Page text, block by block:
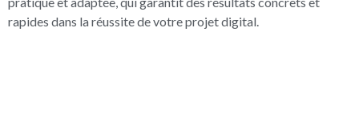
rapides dans la réussite de votre projet digital.